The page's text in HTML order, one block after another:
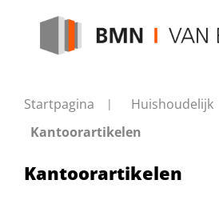
Startpagina
Huishoudelijk
Kantoorartikelen
Kantoorartikelen